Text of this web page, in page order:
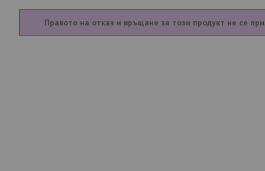
Правото на отказ и връщане за този продукт не се